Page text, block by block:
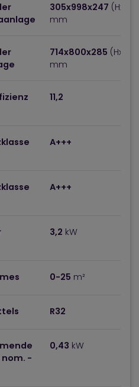
305x998x247
mm
714x800x285
mm
11,2
A+++
A+++
3,2 kW
0-25 m²
R32
-
0,43 kW